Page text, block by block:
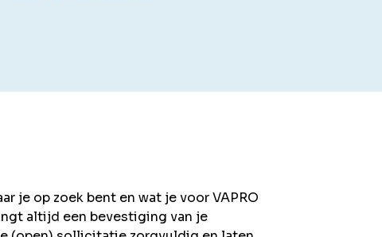
je op zoek bent en wat je voor VAPRO
altijd een bevestiging van je